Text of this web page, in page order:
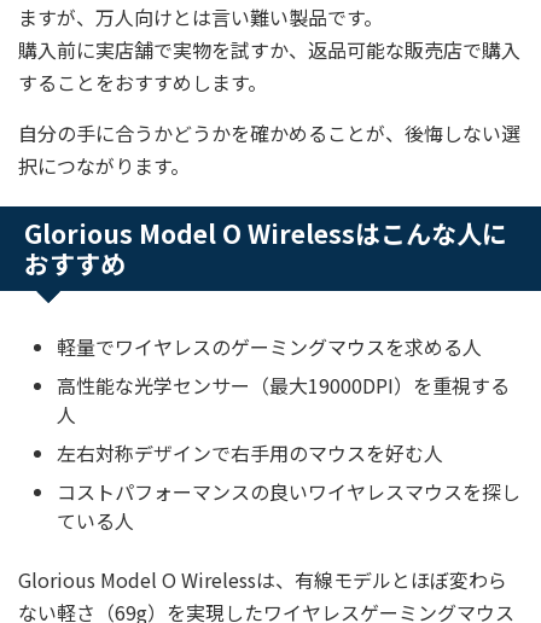
ますが、万人向けとは言い難い製品です。
購入前に実店舗で実物を試すか、返品可能な販売店で購入
することをおすすめします。
自分の手に合うかどうかを確かめることが、後悔しない選
択につながります。
Glorious Model O Wirelessはこんな人に
おすすめ
軽量でワイヤレスのゲーミングマウスを求める人
高性能な光学センサー（最大19000DPI）を重視する
人
左右対称デザインで右手用のマウスを好む人
コストパフォーマンスの良いワイヤレスマウスを探し
ている人
Glorious Model O Wirelessは、有線モデルとほぼ変わら
ない軽さ（69g）を実現したワイヤレスゲーミングマウス